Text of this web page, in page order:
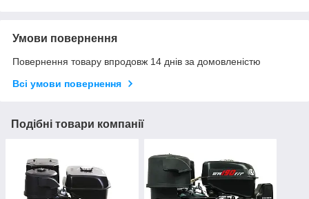
Умови повернення
Повернення товару впродовж 14 днів за домовленістю
Всі умови повернення
Подібні товари компанії